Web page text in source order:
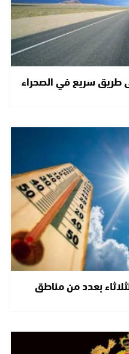
طريق سريع في الصحراء
بعدد من مناطق